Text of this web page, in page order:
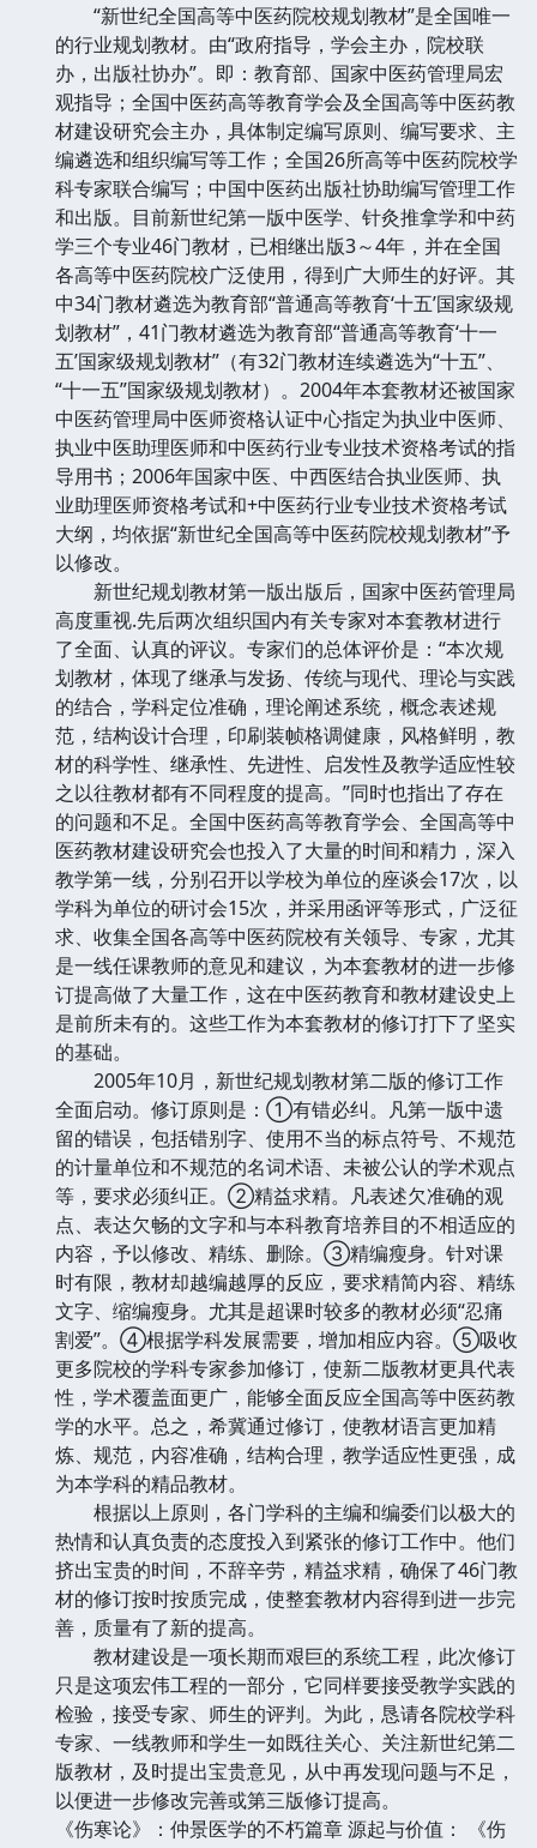
“新世纪全国高等中医药院校规划教材”是全国唯一
的行业规划教材。由“政府指导，学会主办，院校联
办，出版社协办”。即：教育部、国家中医药管理局宏
观指导；全国中医药高等教育学会及全国高等中医药教
材建设研究会主办，具体制定编写原则、编写要求、主
编遴选和组织编写等工作；全国26所高等中医药院校学
科专家联合编写；中国中医药出版社协助编写管理工作
和出版。目前新世纪第一版中医学、针灸推拿学和中药
学三个专业46门教材，已相继出版3～4年，并在全国
各高等中医药院校广泛使用，得到广大师生的好评。其
中34门教材遴选为教育部“普通高等教育‘十五’国家级规
划教材”，41门教材遴选为教育部“普通高等教育‘十一
五’国家级规划教材”（有32门教材连续遴选为“十五”、
“十一五”国家级规划教材）。2004年本套教材还被国家
中医药管理局中医师资格认证中心指定为执业中医师、
执业中医助理医师和中医药行业专业技术资格考试的指
导用书；2006年国家中医、中西医结合执业医师、执
业助理医师资格考试和+中医药行业专业技术资格考试
大纲，均依据“新世纪全国高等中医药院校规划教材”予
以修改。
新世纪规划教材第一版出版后，国家中医药管理局
高度重视.先后两次组织国内有关专家对本套教材进行
了全面、认真的评议。专家们的总体评价是：“本次规
划教材，体现了继承与发扬、传统与现代、理论与实践
的结合，学科定位准确，理论阐述系统，概念表述规
范，结构设计合理，印刷装帧格调健康，风格鲜明，教
材的科学性、继承性、先进性、启发性及教学适应性较
之以往教材都有不同程度的提高。”同时也指出了存在
的问题和不足。全国中医药高等教育学会、全国高等中
医药教材建设研究会也投入了大量的时间和精力，深入
教学第一线，分别召开以学校为单位的座谈会17次，以
学科为单位的研讨会15次，并采用函评等形式，广泛征
求、收集全国各高等中医药院校有关领导、专家，尤其
是一线任课教师的意见和建议，为本套教材的进一步修
订提高做了大量工作，这在中医药教育和教材建设史上
是前所未有的。这些工作为本套教材的修订打下了坚实
的基础。
2005年10月，新世纪规划教材第二版的修订工作
全面启动。修订原则是：①有错必纠。凡第一版中遗
留的错误，包括错别字、使用不当的标点符号、不规范
的计量单位和不规范的名词术语、未被公认的学术观点
等，要求必须纠正。②精益求精。凡表述欠准确的观
点、表达欠畅的文字和与本科教育培养目的不相适应的
内容，予以修改、精练、删除。③精编瘦身。针对课
时有限，教材却越编越厚的反应，要求精简内容、精练
文字、缩编瘦身。尤其是超课时较多的教材必须“忍痛
割爱”。④根据学科发展需要，增加相应内容。⑤吸收
更多院校的学科专家参加修订，使新二版教材更具代表
性，学术覆盖面更广，能够全面反应全国高等中医药教
学的水平。总之，希冀通过修订，使教材语言更加精
炼、规范，内容准确，结构合理，教学适应性更强，成
为本学科的精品教材。
根据以上原则，各门学科的主编和编委们以极大的
热情和认真负责的态度投入到紧张的修订工作中。他们
挤出宝贵的时间，不辞辛劳，精益求精，确保了46门教
材的修订按时按质完成，使整套教材内容得到进一步完
善，质量有了新的提高。
教材建设是一项长期而艰巨的系统工程，此次修订
只是这项宏伟工程的一部分，它同样要接受教学实践的
检验，接受专家、师生的评判。为此，恳请各院校学科
专家、一线教师和学生一如既往关心、关注新世纪第二
版教材，及时提出宝贵意见，从中再发现问题与不足，
以便进一步修改完善或第三版修订提高。
《伤寒论》：仲景医学的不朽篇章 源起与价值： 《伤